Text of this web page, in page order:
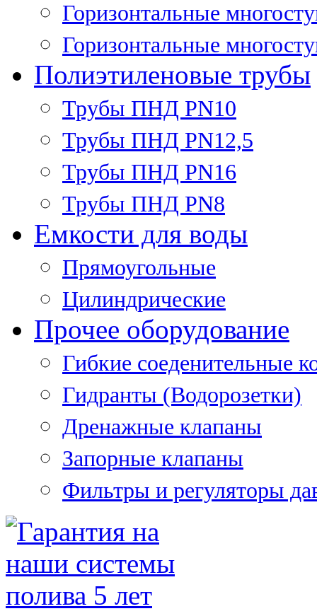
Горизонтальные
Горизонтальные
Полиэтиленовые трубы
Трубы ПНД PN10
Трубы ПНД PN12,5
Трубы ПНД PN16
Трубы ПНД PN8
Емкости для воды
Прямоугольные
Цилиндрические
Прочее оборудование
Гибкие соеденительные
Гидранты (Водорозетки)
Дренажные клапаны
Запорные клапаны
Фильтры и регуляторы